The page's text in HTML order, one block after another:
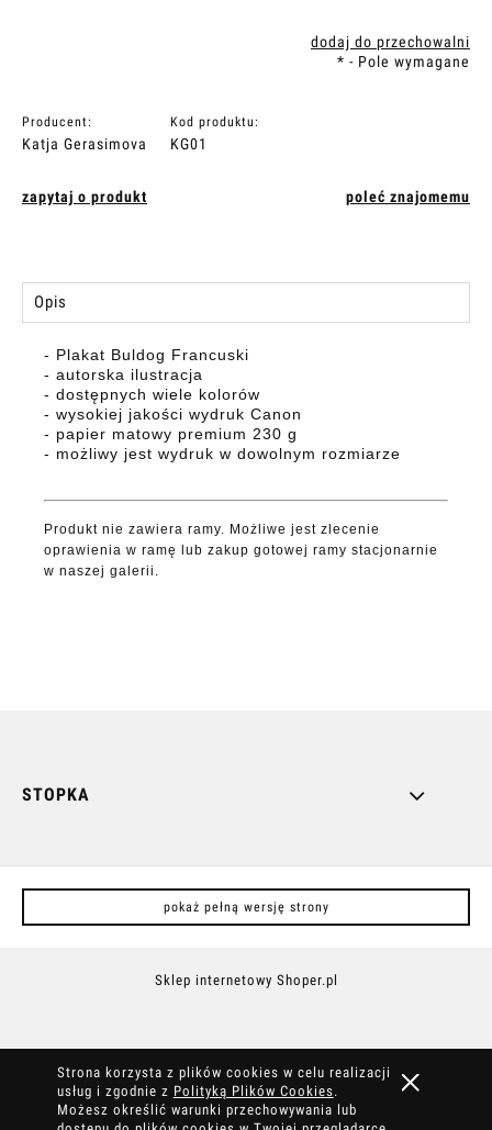
Strona korzysta z plików cookies w celu realizacji
usług i zgodnie z Polityką Plików Cookies.
Możesz określić warunki przechowywania lub
dodaj do przechowalni
* - Pole wymagane
Producent:
Katja Gerasimova
Kod produktu:
KG01
zapytaj o produkt poleć znajomemu
Opis
- Plakat Buldog Francuski
- autorska ilustracja
- dostępnych wiele kolorów
- wysokiej jakości wydruk Canon
- papier matowy premium 230 g
- możliwy jest wydruk w dowolnym rozmiarze
Produkt nie zawiera ramy. Możliwe jest zlecenie
oprawienia w ramę lub zakup gotowej ramy stacjonarnie
w naszej galerii.
STOPKA
pokaż pełną wersję strony
Sklep internetowy Shoper.pl